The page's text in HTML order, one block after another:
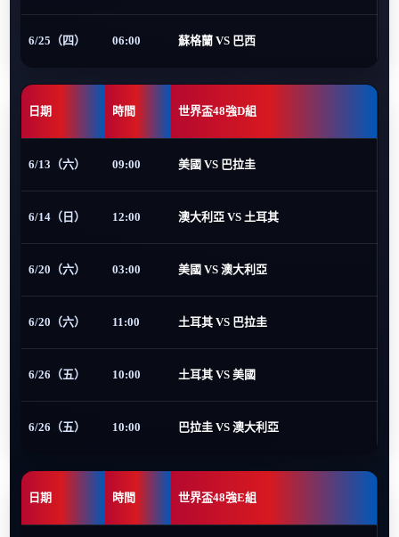
6/25（四） 06:00 蘇格蘭 VS 巴西
日期 時間 世界盃48強D組
6/13（六） 09:00 美國 VS 巴拉圭
6/14（日） 12:00 澳大利亞 VS 土耳其
6/20（六） 03:00 美國 VS 澳大利亞
6/20（六） 11:00 土耳其 VS 巴拉圭
6/26（五） 10:00 土耳其 VS 美國
6/26（五） 10:00 巴拉圭 VS 澳大利亞
日期 時間 世界盃48強E組